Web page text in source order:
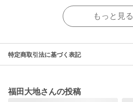
もっと見る
特定商取引法に基づく表記
福田大地さんの投稿